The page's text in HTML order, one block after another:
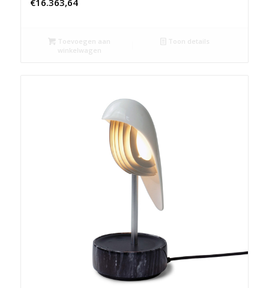
Toevoegen aan
winkelwagen
Toon details